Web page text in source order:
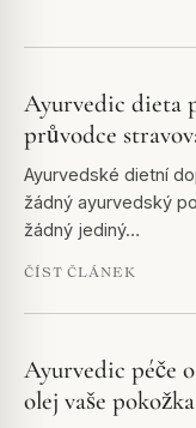
Ayurvedic dieta
průvodce
Ayurvedské dietní
žádný ayurvedský
žádný jediný…
ČÍST ČLÁNEK
Ayurvedic péče
olej vaše